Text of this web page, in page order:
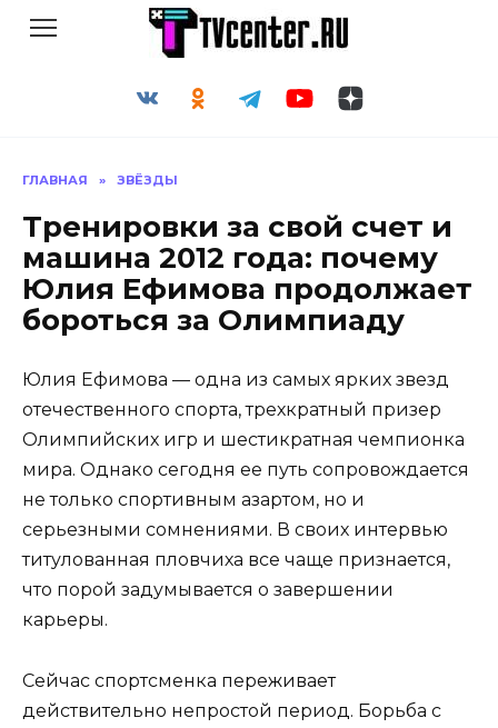
ГЛАВНАЯ » ЗВЁЗДЫ
Тренировки за свой счет и
машина 2012 года: почему
Юлия Ефимова продолжает
бороться за Олимпиаду
Юлия Ефимова — одна из самых ярких звезд
отечественного спорта, трехкратный призер
Олимпийских игр и шестикратная чемпионка
мира. Однако сегодня ее путь сопровождается
не только спортивным азартом, но и
серьезными сомнениями. В своих интервью
титулованная пловчиха все чаще признается,
что порой задумывается о завершении
карьеры.
Сейчас спортсменка переживает
действительно непростой период. Борьба с